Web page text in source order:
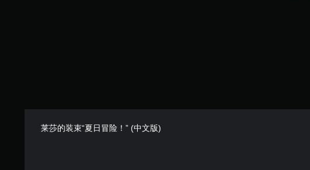
莱莎的装束“夏日冒险！” (中文版)